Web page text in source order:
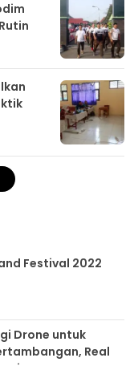
Festival 2022
Drone untuk
Real